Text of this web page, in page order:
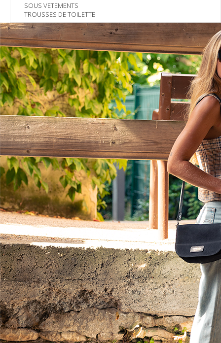
SOUS VETEMENTS
TROUSSES DE TOILETTE